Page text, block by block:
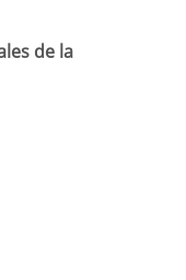
de la